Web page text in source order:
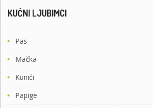
KUĆNI LJUBIMCI
Pas
Mačka
Kunići
Papige